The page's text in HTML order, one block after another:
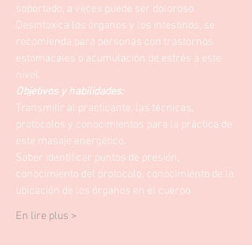
soportado, a veces puede ser doloroso.
Desintoxica los órganos y los intestinos, se
recomienda para personas con trastornos
estomacales o acumulación de estrés a este
nivel.
Objetivos y habilidades:
Transmitir al practicante, las técnicas,
protocolos y conocimientos para la práctica de
este masaje energético.
Saber identificar puntos de presión,
conocimiento del protocolo, conocimiento de la
ubicación de los órganos en el cuerpo
En lire plus >